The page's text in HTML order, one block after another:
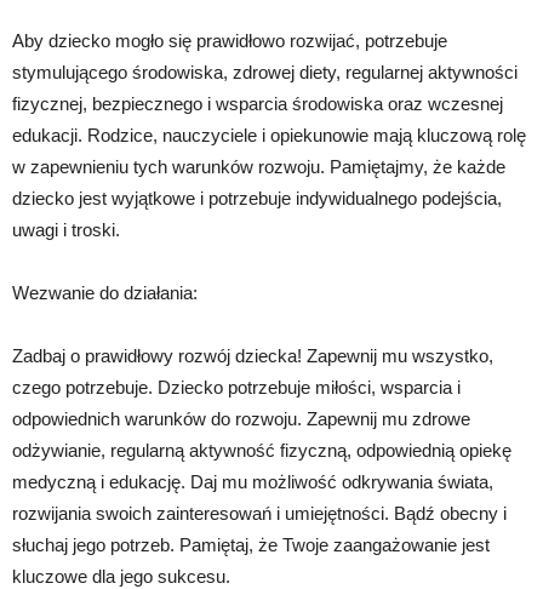
Aby dziecko mogło się prawidłowo rozwijać, potrzebuje
stymulującego środowiska, zdrowej diety, regularnej aktywności
fizycznej, bezpiecznego i wsparcia środowiska oraz wczesnej
edukacji. Rodzice, nauczyciele i opiekunowie mają kluczową rolę
w zapewnieniu tych warunków rozwoju. Pamiętajmy, że każde
dziecko jest wyjątkowe i potrzebuje indywidualnego podejścia,
uwagi i troski.
Wezwanie do działania:
Zadbaj o prawidłowy rozwój dziecka! Zapewnij mu wszystko,
czego potrzebuje. Dziecko potrzebuje miłości, wsparcia i
odpowiednich warunków do rozwoju. Zapewnij mu zdrowe
odżywianie, regularną aktywność fizyczną, odpowiednią opiekę
medyczną i edukację. Daj mu możliwość odkrywania świata,
rozwijania swoich zainteresowań i umiejętności. Bądź obecny i
słuchaj jego potrzeb. Pamiętaj, że Twoje zaangażowanie jest
kluczowe dla jego sukcesu.